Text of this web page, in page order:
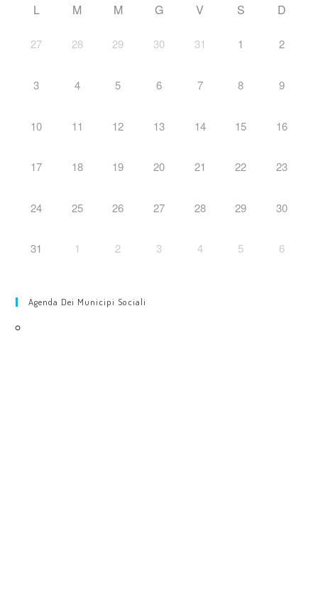
L M M G V S D
27 28 29 30 31 1 2
3 4 5 6 7 8 9
10 11 12 13 14 15 16
17 18 19 20 21 22 23
24 25 26 27 28 29 30
31 1 2 3 4 5 6
Agenda Dei Municipi Sociali